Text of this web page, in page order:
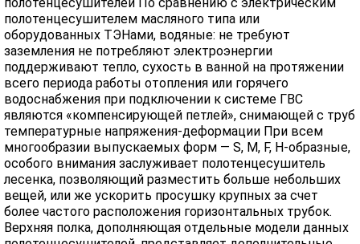
полотенцесушителем масляного типа или
оборудованных ТЭНами, водяные: не требуют
заземления не потребляют электроэнергии
поддерживают тепло, сухость в ванной на протяжении
всего периода работы отопления или горячего
водоснабжения при подключении к системе ГВС
являются «компенсирующей петлей», снимающей с труб
температурные напряжения-деформации При всем
многообразии выпускаемых форм — S, M, F, H-образные,
особого внимания заслуживает полотенцесушитель
лесенка, позволяющий разместить больше небольших
вещей, или же ускорить просушку крупных за счет
более частого расположения горизонтальных трубок.
Верхняя полка, дополняющая отдельные модели данных